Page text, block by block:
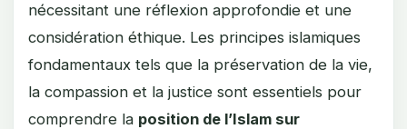
nécessitant une réflexion approfondie et une
considération éthique. Les principes islamiques
fondamentaux tels que la préservation de la vie,
la compassion et la justice sont essentiels pour
comprendre la position de l’Islam sur